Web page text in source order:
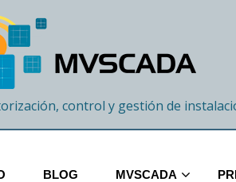
control y gestión de
BLOG MVSCADA